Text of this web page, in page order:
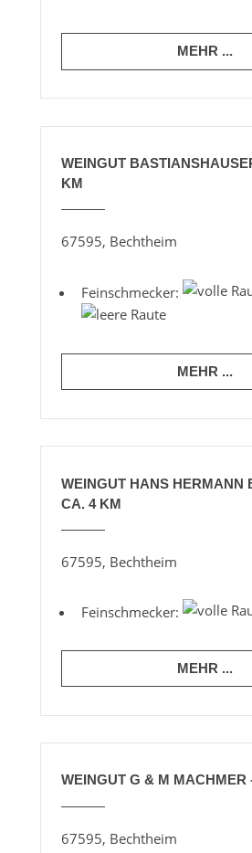
MEHR ...
WEINGUT
KM
67595, Bechtheim
Feinschmecker:
MEHR ...
WEINGUT HANS HERMANN
CA. 4 KM
67595, Bechtheim
Feinschmecker:
MEHR ...
WEINGUT G & M MACHMER
67595, Bechtheim